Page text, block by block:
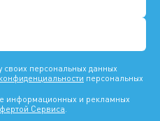
своих персональных данных
персональных
информационных и рекламных
Сервиса.